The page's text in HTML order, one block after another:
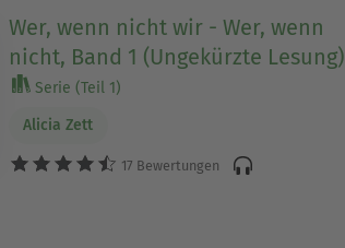
Wer, wenn nicht wir - Wer, wenn
nicht, Band 1 (Ungekürzte Lesung)
Serie (Teil 1)
Alicia Zett
17 Bewertungen